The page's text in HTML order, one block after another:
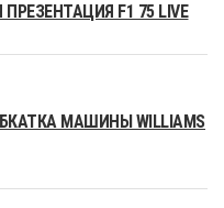
F1 75 LIVE
МАШИНЫ WILLIAMS